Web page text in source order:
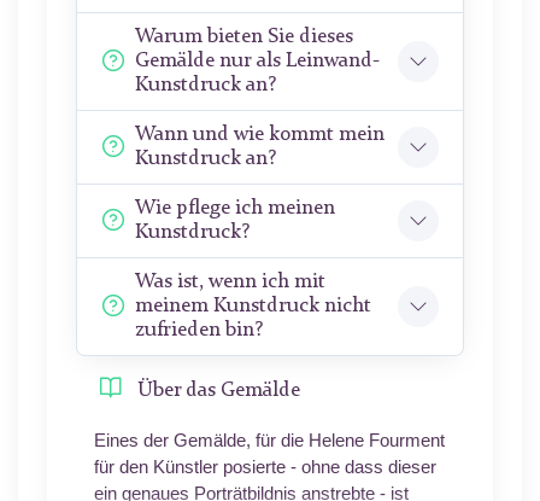
Warum bieten Sie dieses
Gemälde nur als Leinwand-
Kunstdruck an?
Wann und wie kommt mein
Kunstdruck an?
Wie pflege ich meinen
Kunstdruck?
Was ist, wenn ich mit
meinem Kunstdruck nicht
zufrieden bin?
Über das Gemälde
Eines der Gemälde, für die Helene Fourment
für den Künstler posierte - ohne dass dieser
ein genaues Porträtbildnis anstrebte - ist